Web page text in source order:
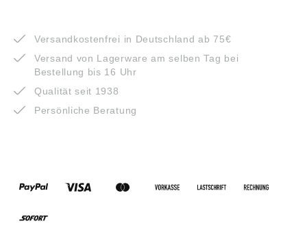
Versandkostenfrei in Deutschland ab 75€
Versand von Lagerware am selben Tag bei
Bestellung bis 16 Uhr
Qualität seit 1938
Persönliche Beratung